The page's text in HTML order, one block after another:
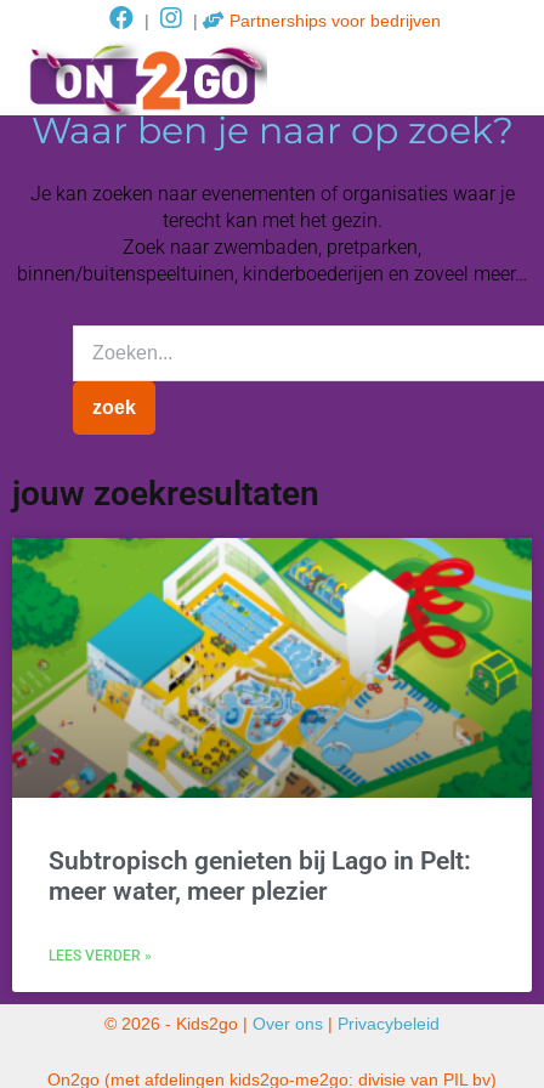
| | Partnerships voor bedrijven
Waar ben je naar op zoek?
Je kan zoeken naar evenementen of organisaties waar je
terecht kan met het gezin.
Zoek naar zwembaden, pretparken,
binnen/buitenspeeltuinen, kinderboederijen en zoveel meer…
jouw zoekresultaten
Subtropisch genieten bij Lago in Pelt:
meer water, meer plezier
LEES VERDER »
© 2026 - Kids2go | Over ons | Privacybeleid
On2go (met afdelingen kids2go-me2go: divisie van PIL bv)